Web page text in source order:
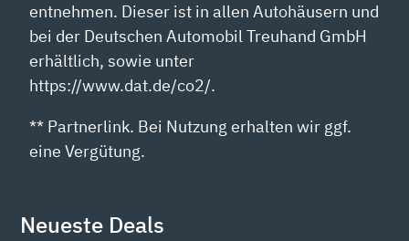
entnehmen. Dieser ist in allen Autohäusern und
bei der Deutschen Automobil Treuhand GmbH
erhältlich, sowie unter
https://www.dat.de/co2/.
** Partnerlink. Bei Nutzung erhalten wir ggf.
eine Vergütung.
Neueste Deals